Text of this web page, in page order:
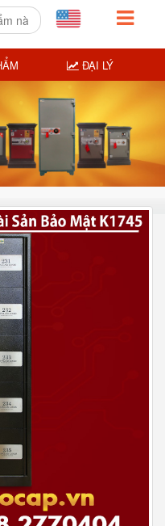
ĐẠI LÝ